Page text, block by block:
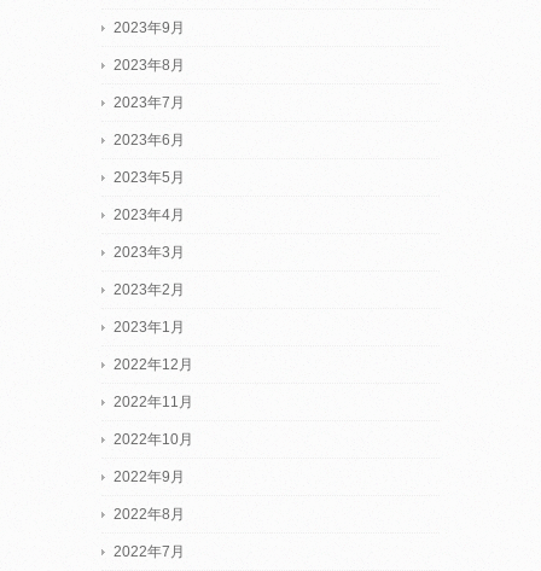
2023年9月
2023年8月
2023年7月
2023年6月
2023年5月
2023年4月
2023年3月
2023年2月
2023年1月
2022年12月
2022年11月
2022年10月
2022年9月
2022年8月
2022年7月